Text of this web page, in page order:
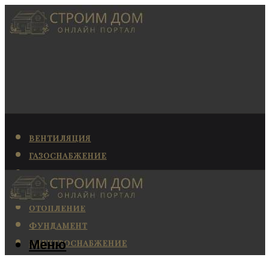
ВЕНТИЛЯЦИЯ
ГАЗОСНАБЖЕНИЕ
КАНАЛИЗАЦИЯ
КОНДИЦИОНИРОВАНИЕ
ОТОПЛЕНИЕ
ФУНДАМЕНТ
ЭЛЕКТРОСНАБЖЕНИЕ
Меню